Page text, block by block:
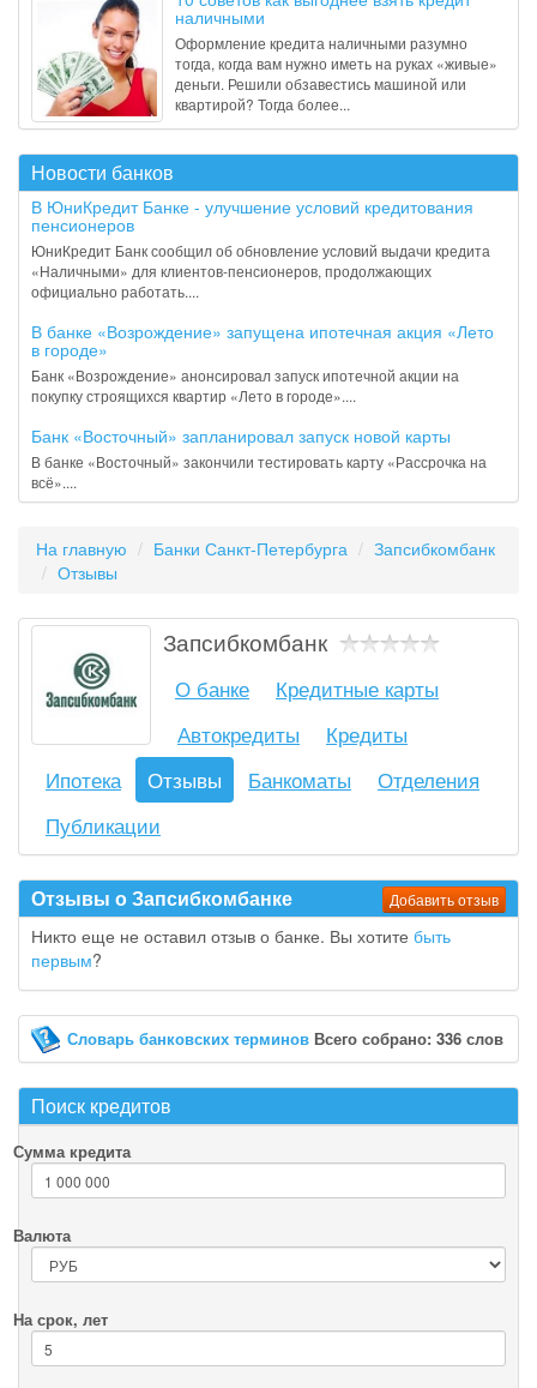
наличными
Оформление кредита наличными разумно
тогда, когда вам нужно иметь на руках «живые»
деньги. Решили обзавестись машиной или
квартирой? Тогда более...
Новости банков
В ЮниКредит Банке - улучшение условий кредитования
пенсионеров
ЮниКредит Банк сообщил об обновление условий выдачи кредита
«Наличными» для клиентов-пенсионеров, продолжающих
официально работать....
В банке «Возрождение» запущена ипотечная акция «Лето
в городе»
Банк «Возрождение» анонсировал запуск ипотечной акции на
покупку строящихся квартир «Лето в городе»....
Банк «Восточный» запланировал запуск новой карты
В банке «Восточный» закончили тестировать карту «Рассрочка на
всё»....
На главную Банки Санкт-Петербурга
Запсибкомбанк
Отзывы
Запсибкомбанк
О банке
Кредитные карты
Автокредиты
Кредиты
Ипотека
Отзывы Банкоматы
Отделения
Публикации
Отзывы о Запсибкомбанке Добавить отзыв
Никто еще не оставил отзыв о банке. Вы хотите быть
первым?
Словарь банковских терминов Всего собрано: 336 слов
Поиск кредитов
Сумма кредита
Валюта
На срок, лет